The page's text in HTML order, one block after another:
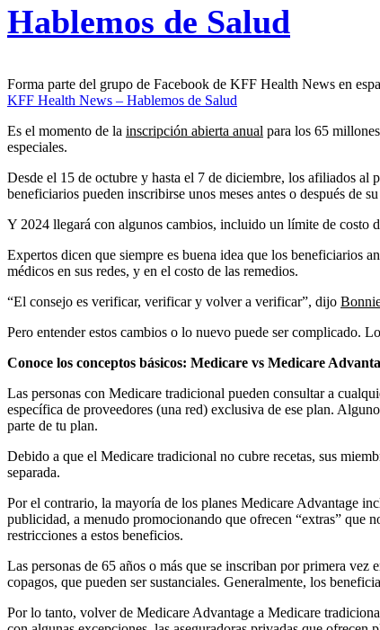
Hablemos de Salud
Forma parte del grupo de Facebook de KFF Health News en
KFF Health News – Hablemos de Salud
Es el momento de la inscripción abierta anual para los 65
especiales.
Desde el 15 de octubre y hasta el 7 de diciembre, los afiliados al
beneficiarios pueden inscribirse unos meses antes o después de
Y 2024 llegará con algunos cambios, incluido un límite de costo
Expertos dicen que siempre es buena idea que los beneficiarios
médicos en sus redes, y en el costo de las remedios.
“El consejo es verificar, verificar y volver a verificar”, dijo
Pero entender estos cambios o lo nuevo puede ser complicado.
Conoce los conceptos básicos: Medicare vs Medicare
Las personas con Medicare tradicional pueden consultar a
específica de proveedores (una red) exclusiva de ese plan.
parte de tu plan.
Debido a que el Medicare tradicional no cubre recetas, sus
separada.
Por el contrario, la mayoría de los planes Medicare Advantage
publicidad, a menudo promocionando que ofrecen “extras” que
restricciones a estos beneficios.
Las personas de 65 años o más que se inscriban por primera
copagos, que pueden ser sustanciales. Generalmente, los
Por lo tanto, volver de Medicare Advantage a Medicare